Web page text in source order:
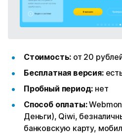
Стоимость: от 20
Бесплатная версия:
Пробный период: нет
Способ оплаты:
Деньги), Qiwi,
банковскую карту,